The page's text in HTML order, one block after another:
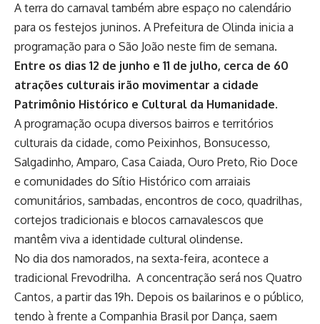
A terra do carnaval também abre espaço no calendário
para os festejos juninos. A Prefeitura de Olinda inicia a
programação para o São João neste fim de semana.
Entre os dias 12 de junho e 11 de julho, cerca de 60
atrações culturais irão movimentar a cidade
Patrimônio Histórico e Cultural da Humanidade.
A programação ocupa diversos bairros e territórios
culturais da cidade, como Peixinhos, Bonsucesso,
Salgadinho, Amparo, Casa Caiada, Ouro Preto, Rio Doce
e comunidades do Sítio Histórico com arraiais
comunitários, sambadas, encontros de coco, quadrilhas,
cortejos tradicionais e blocos carnavalescos que
mantêm viva a identidade cultural olindense.
No dia dos namorados, na sexta-feira, acontece a
tradicional Frevodrilha. A concentração será nos Quatro
Cantos, a partir das 19h. Depois os bailarinos e o público,
tendo à frente a Companhia Brasil por Dança, saem